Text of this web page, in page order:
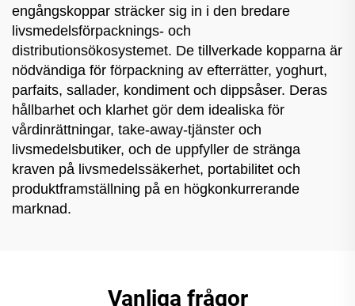
engångskoppar sträcker sig in i den bredare
livsmedelsförpacknings- och
distributionsökosystemet. De tillverkade kopparna är
nödvändiga för förpackning av efterrätter, yoghurt,
parfaits, sallader, kondiment och dippsåser. Deras
hållbarhet och klarhet gör dem idealiska för
vårdinrättningar, take-away-tjänster och
livsmedelsbutiker, och de uppfyller de stränga
kraven på livsmedelssäkerhet, portabilitet och
produktframställning på en högkonkurrerande
marknad.
Vanliga frågor